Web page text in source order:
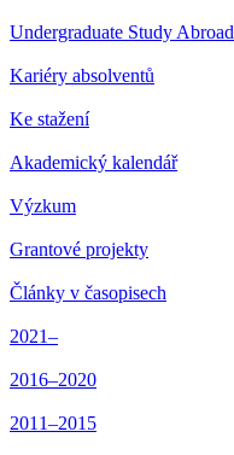
Undergraduate Study Abroad
Kariéry absolventů
Ke stažení
Akademický kalendář
Výzkum
Grantové projekty
Články v časopisech
2021–
2016–2020
2011–2015